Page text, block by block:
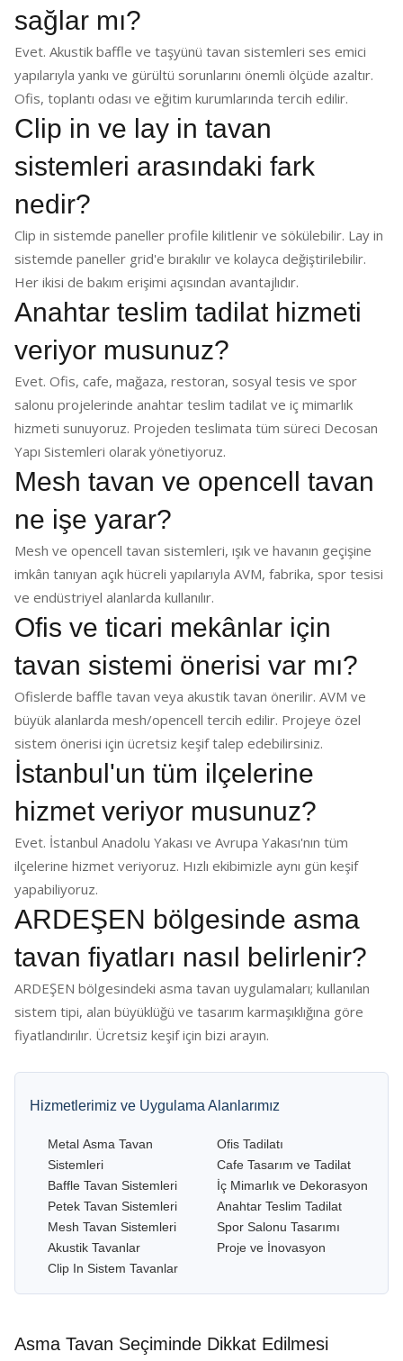
sağlar mı?
Evet. Akustik baffle ve taşyünü tavan sistemleri ses emici
yapılarıyla yankı ve gürültü sorunlarını önemli ölçüde azaltır.
Ofis, toplantı odası ve eğitim kurumlarında tercih edilir.
Clip in ve lay in tavan
sistemleri arasındaki fark
nedir?
Clip in sistemde paneller profile kilitlenir ve sökülebilir. Lay in
sistemde paneller grid'e bırakılır ve kolayca değiştirilebilir.
Her ikisi de bakım erişimi açısından avantajlıdır.
Anahtar teslim tadilat hizmeti
veriyor musunuz?
Evet. Ofis, cafe, mağaza, restoran, sosyal tesis ve spor
salonu projelerinde anahtar teslim tadilat ve iç mimarlık
hizmeti sunuyoruz. Projeden teslimata tüm süreci Decosan
Yapı Sistemleri olarak yönetiyoruz.
Mesh tavan ve opencell tavan
ne işe yarar?
Mesh ve opencell tavan sistemleri, ışık ve havanın geçişine
imkân tanıyan açık hücreli yapılarıyla AVM, fabrika, spor tesisi
ve endüstriyel alanlarda kullanılır.
Ofis ve ticari mekânlar için
tavan sistemi önerisi var mı?
Ofislerde baffle tavan veya akustik tavan önerilir. AVM ve
büyük alanlarda mesh/opencell tercih edilir. Projeye özel
sistem önerisi için ücretsiz keşif talep edebilirsiniz.
İstanbul'un tüm ilçelerine
hizmet veriyor musunuz?
Evet. İstanbul Anadolu Yakası ve Avrupa Yakası'nın tüm
ilçelerine hizmet veriyoruz. Hızlı ekibimizle aynı gün keşif
yapabiliyoruz.
ARDEŞEN bölgesinde asma
tavan fiyatları nasıl belirlenir?
ARDEŞEN bölgesindeki asma tavan uygulamaları; kullanılan
sistem tipi, alan büyüklüğü ve tasarım karmaşıklığına göre
fiyatlandırılır. Ücretsiz keşif için bizi arayın.
Hizmetlerimiz ve Uygulama Alanlarımız
Metal Asma Tavan
Sistemleri
Baffle Tavan Sistemleri
Petek Tavan Sistemleri
Mesh Tavan Sistemleri
Akustik Tavanlar
Clip In Sistem Tavanlar
Ofis Tadilatı
Cafe Tasarım ve Tadilat
İç Mimarlık ve Dekorasyon
Anahtar Teslim Tadilat
Spor Salonu Tasarımı
Proje ve İnovasyon
Asma Tavan Seçiminde Dikkat Edilmesi